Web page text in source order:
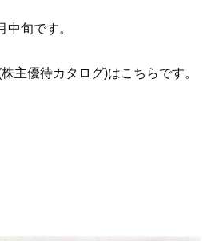
旬です。
主優待カタログ)はこちらです。